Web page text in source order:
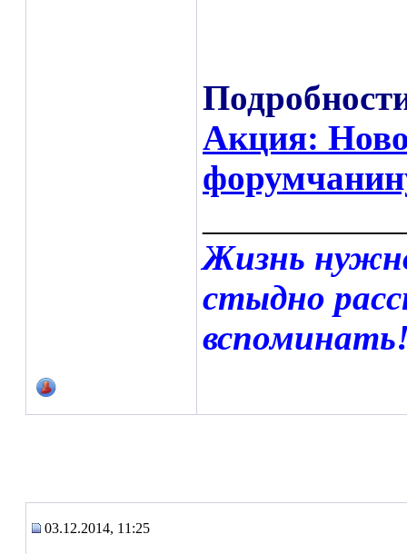
Акция:
Жизнь
стыдно
03.12.2014, 11:25